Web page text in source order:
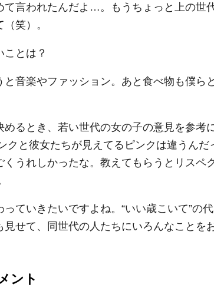
て言われたんだよ…。もうちょっと上の世
笑）。
とは？
と音楽やファッション。あと食べ物も僕ら
るとき、若い世代の女の子の意見を参考
クと彼女たちが見えてるピンクは違うんだ
くうれしかったな。教えてもらうとリスペ
ていきたいですよね。“いい歳こいて”の
せて、同世代の人たちにいろんなことを
ント